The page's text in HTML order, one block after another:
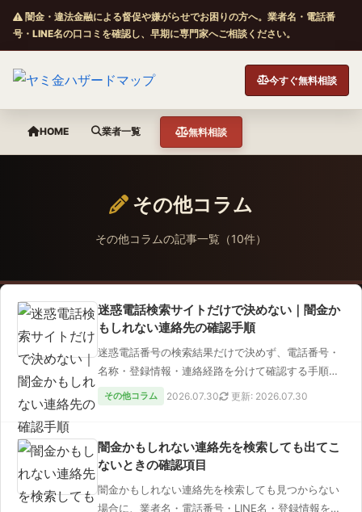
闇金・違法金融による督促や嫌がらせでお困りの方へ。業者名・電話番
号・LINE名の口コミを確認し、早期に専門家へご相談ください。
今すぐ無料相談
HOME 業者一覧 無料相談
その他コラム
その他コラムの記事一覧（10件）
迷惑電話検索サイトだけで決めない｜闇金か
もしれない連絡先の確認手順
迷惑電話番号の検索結果だけで決めず、電話番号・
名称・登録情報・連絡経路を分けて確認する手順を
整理します。
その他コラム 2026.07.30 更新: 2026.07.30
闇金かもしれない連絡先を検索しても出てこ
ないときの確認項目
闇金かもしれない連絡先を検索しても見つからない
場合に、業者名・電話番号・LINE名・登録情報を分